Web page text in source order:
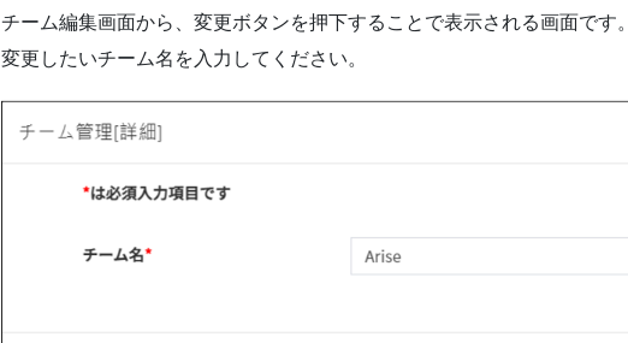
チーム編集画面から、変更ボタンを押下することで表示される画面です。
変更したいチーム名を入力してください。